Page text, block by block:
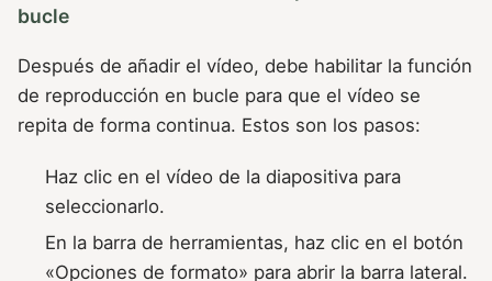
bucle
Después de añadir el vídeo, debe habilitar la función
de reproducción en bucle para que el vídeo se
repita de forma continua. Estos son los pasos:
Haz clic en el vídeo de la diapositiva para
seleccionarlo.
En la barra de herramientas, haz clic en el botón
«Opciones de formato» para abrir la barra lateral.